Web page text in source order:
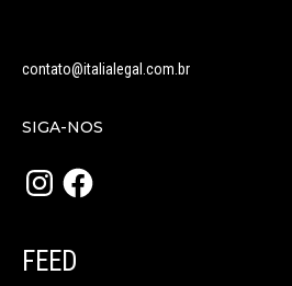
contato@italialegal.com.br
SIGA-NOS
InstagramFacebook
FEED